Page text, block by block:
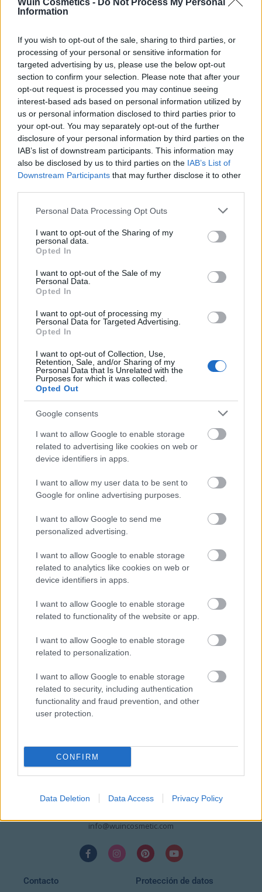
Wuin Cosmetics - Do Not Process My Personal
Information
If you wish to opt-out of the sale, sharing to third parties, or
processing of your personal or sensitive information for
targeted advertising by us, please use the below opt-out
section to confirm your selection. Please note that after your
opt-out request is processed you may continue seeing
interest-based ads based on personal information utilized by
us or personal information disclosed to third parties prior to
your opt-out. You may separately opt-out of the further
disclosure of your personal information by third parties on the
IAB’s list of downstream participants. This information may
also be disclosed by us to third parties on the IAB’s List of
Downstream Participants that may further disclose it to other
Please note that this website/app uses one or more Google
not limited to your visit or usage behaviour. You may click to
grant or deny consent to Google and its third-party tags to
use your data for below specified purposes in below Google
consent section.
Personal Data Processing Opt Outs
I want to opt-out of the Sharing of my
personal data.
Opted In
I want to opt-out of the Sale of my
Personal Data.
Opted In
I want to opt-out of processing my
Personal Data for Targeted Advertising.
Opted In
I want to opt-out of Collection, Use,
Retention, Sale, and/or Sharing of my
Personal Data that Is Unrelated with the
Purposes for which it was collected.
Opted Out
Google consents
I want to allow Google to enable storage
related to advertising like cookies on web or
device identifiers in apps.
I want to allow my user data to be sent to
Google for online advertising purposes.
I want to allow Google to send me
personalized advertising.
I want to allow Google to enable storage
related to analytics like cookies on web or
device identifiers in apps.
I want to allow Google to enable storage
related to functionality of the website or app.
I want to allow Google to enable storage
related to personalization.
I want to allow Google to enable storage
related to security, including authentication
functionality and fraud prevention, and other
user protection.
CONFIRM
Data Deletion Data Access Privacy Policy
Añadir a la lista de
deseos
FILTRAR POR PRECIO
FILTRAR
Precio:0€—10€
➤ NOVEDADES
➤ OTROS
ACRÍLICOS
Desinfectantes
ESMALTES PERMANENTES
GELES
HERRAMIENTAS Y ACCESORIOS MANICURA /
PEDICURA
HIGIENE Y DESINFECCIÓN
LÍQUIDOS MANICURA / PEDICURA
MAQUILLAJE
UÑAS
DIRECCIÓN
Calle Santo Domingo, 51
06001 Badajoz
+34 630 329 960
HORARIO
info@wuincosmetic.com
Contacto
Protección de datos